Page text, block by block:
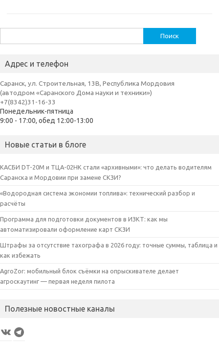
Адрес и телефон
Саранск, ул. Строительная, 13В, Республика Мордовия
(автодром «Саранского Дома науки и техники»)
+7(8342)31-16-33
Понедельник-пятница
9:00 - 17:00, обед 12:00-13:00
Новые статьи в блоге
КАСБИ DT-20M и ТЦА-02НК стали «архивными»: что делать водителям
Саранска и Мордовии при замене СКЗИ?
«Водородная система экономии топлива»: технический разбор и
расчёты
Программа для подготовки документов в ИЗКТ: как мы
автоматизировали оформление карт СКЗИ
Штрафы за отсутствие тахографа в 2026 году: точные суммы, таблица и
как избежать
AgroZor: мобильный блок съёмки на опрыскивателе делает
агроскаутинг — первая неделя пилота
Полезные новостные каналы
VK Telegram